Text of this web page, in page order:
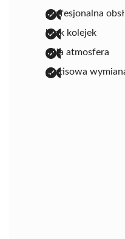
profesjonalna
brak kolejek
miła atmosfera
gratisowa